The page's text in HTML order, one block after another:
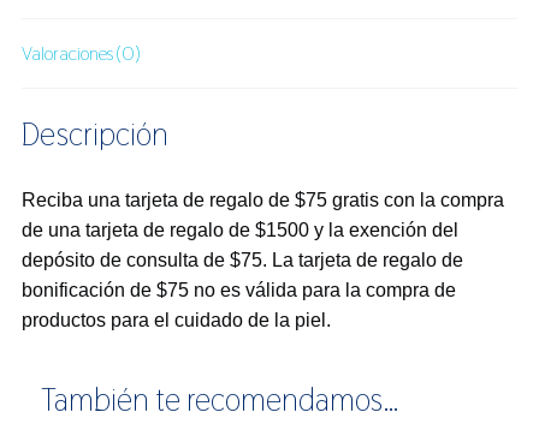
Valoraciones (0)
Descripción
Reciba una tarjeta de regalo de $75 gratis con la compra
de una tarjeta de regalo de $1500 y la exención del
depósito de consulta de $75. La tarjeta de regalo de
bonificación de $75 no es válida para la compra de
productos para el cuidado de la piel.
También te recomendamos…